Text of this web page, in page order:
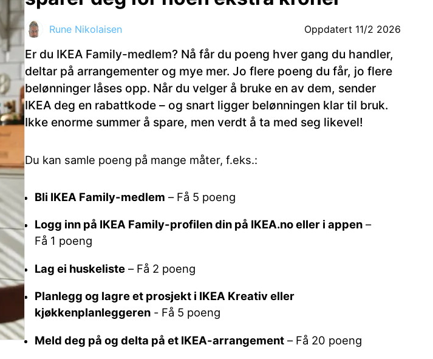
Rune Nikolaisen Oppdatert 11/2 2026
Er du IKEA Family-medlem? Nå får du poeng hver gang du handler,
deltar på arrangementer og mye mer. Jo flere poeng du får, jo flere
belønninger låses opp. Når du velger å bruke en av dem, sender
IKEA deg en rabattkode – og snart ligger belønningen klar til bruk.
Ikke enorme summer å spare, men verdt å ta med seg likevel!
Du kan samle poeng på mange måter, f.eks.:
Bli IKEA Family-medlem – Få 5 poeng
Logg inn på IKEA Family-profilen din på IKEA.no eller i appen –
Få 1 poeng
Lag ei huskeliste – Få 2 poeng
Planlegg og lagre et prosjekt i IKEA Kreativ eller
kjøkkenplanleggeren - Få 5 poeng
Meld deg på og delta på et IKEA-arrangement – Få 20 poeng